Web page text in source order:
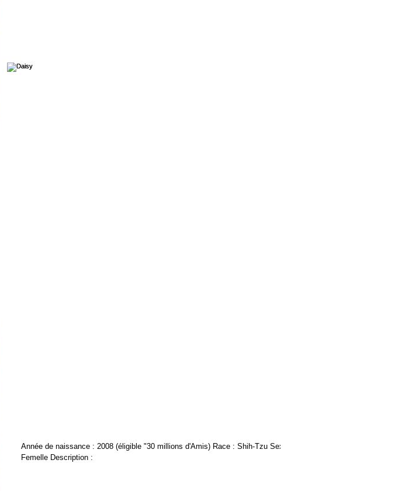
Année de naissance : 2008 (éligible "30 millions d'Amis) Race : Shih-Tzu Sexe :
Femelle Description :